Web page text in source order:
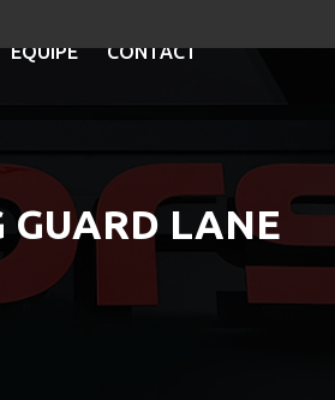
EQUIPE CONTACT
GUARD LANE